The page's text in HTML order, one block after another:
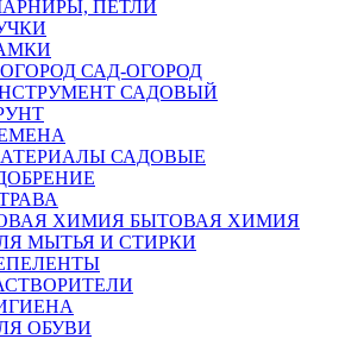
ПЕТЛИ
САД-ОГОРОД
САДОВЫЙ
САДОВЫЕ
БЫТОВАЯ ХИМИЯ
МЫТЬЯ И СТИРКИ
ОБУВИ